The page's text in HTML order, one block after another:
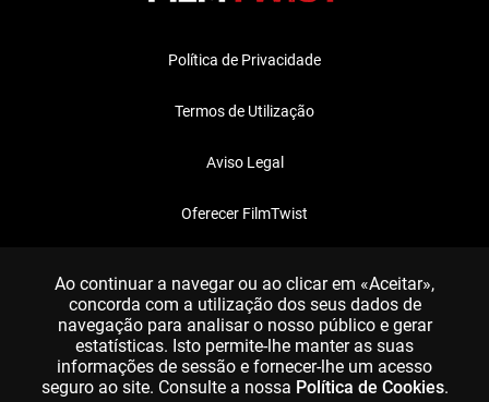
Política de Privacidade
Termos de Utilização
Aviso Legal
Oferecer FilmTwist
Ao continuar a navegar ou ao clicar em «Aceitar»,
concorda com a utilização dos seus dados de
navegação para analisar o nosso público e gerar
estatísticas. Isto permite-lhe manter as suas
informações de sessão e fornecer-lhe um acesso
seguro ao site. Consulte a nossa Política de Cookies.